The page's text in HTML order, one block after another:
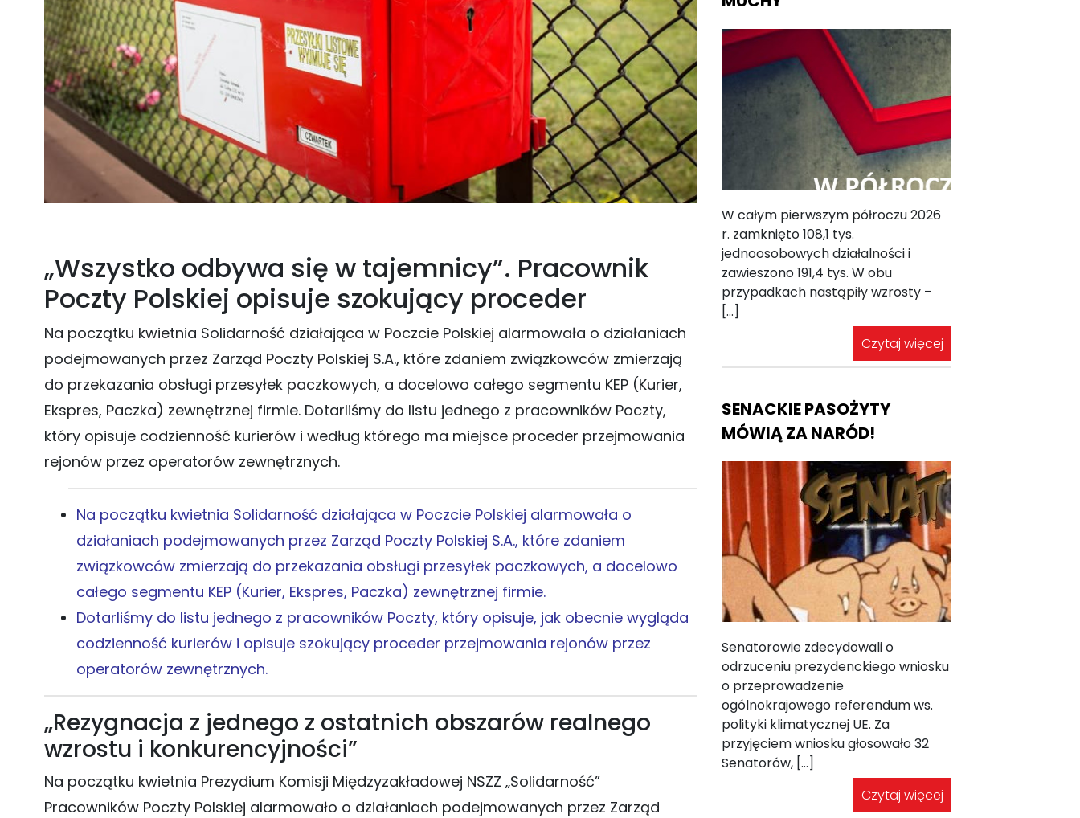
„Wszystko odbywa się w tajemnicy”. Pracownik
Poczty Polskiej opisuje szokujący proceder
Na początku kwietnia Solidarność działająca w Poczcie Polskiej alarmowała o działaniach
podejmowanych przez Zarząd Poczty Polskiej S.A., które zdaniem związkowców zmierzają
do przekazania obsługi przesyłek paczkowych, a docelowo całego segmentu KEP (Kurier,
Ekspres, Paczka) zewnętrznej firmie. Dotarliśmy do listu jednego z pracowników Poczty,
który opisuje codzienność kurierów i według którego ma miejsce proceder przejmowania
rejonów przez operatorów zewnętrznych.
Na początku kwietnia Solidarność działająca w Poczcie Polskiej alarmowała o
działaniach podejmowanych przez Zarząd Poczty Polskiej S.A., które zdaniem
związkowców zmierzają do przekazania obsługi przesyłek paczkowych, a docelowo
całego segmentu KEP (Kurier, Ekspres, Paczka) zewnętrznej firmie.
Dotarliśmy do listu jednego z pracowników Poczty, który opisuje, jak obecnie wygląda
codzienność kurierów i opisuje szokujący proceder przejmowania rejonów przez
operatorów zewnętrznych.
„Rezygnacja z jednego z ostatnich obszarów realnego
wzrostu i konkurencyjności”
Na początku kwietnia Prezydium Komisji Międzyzakładowej NSZZ „Solidarność”
Pracowników Poczty Polskiej alarmowało o działaniach podejmowanych przez Zarząd
W całym pierwszym półroczu 2026
r. zamknięto 108,1 tys.
jednoosobowych działalności i
zawieszono 191,4 tys. W obu
przypadkach nastąpiły wzrosty –
[…]
Czytaj więcej
SENACKIE PASOŻYTY
MÓWIĄ ZA NARÓD!
Senatorowie zdecydowali o
odrzuceniu prezydenckiego wniosku
o przeprowadzenie
ogólnokrajowego referendum ws.
polityki klimatycznej UE. Za
przyjęciem wniosku głosowało 32
Senatorów, […]
Czytaj więcej